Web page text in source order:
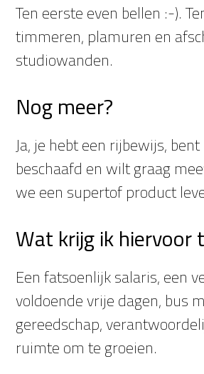
Ten eerste even bellen :-).
timmeren, plamuren en
studiowanden.
Nog meer?
Ja, je hebt een rijbewijs,
beschaafd en wilt graag
we een supertof product
Wat krijg ik hiervoor
Een fatsoenlijk salaris, een
voldoende vrije dagen, bus
gereedschap,
ruimte om te groeien.